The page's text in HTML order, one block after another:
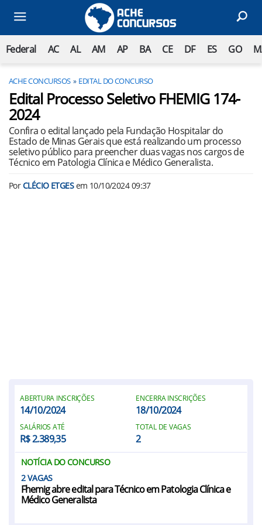
Federal AC AL AM AP BA CE DF ES GO
ACHE CONCURSOS EDITAL DO CONCURSO
Edital Processo Seletivo FHEMIG 174-
2024
Confira o edital lançado pela Fundação Hospitalar do
Estado de Minas Gerais que está realizando um processo
seletivo público para preencher duas vagas nos cargos de
Técnico em Patologia Clínica e Médico Generalista.
PorCLÉCIO ETGESem 10/10/2024 09:37
ABERTURA INSCRIÇÕES
14/10/2024
ENCERRA INSCRIÇÕES
18/10/2024
SALÁRIOS ATÉ
R$ 2.389,35
TOTAL DE VAGAS
2
NOTÍCIA DO CONCURSO
2
Fhemig abre edital para Técnico em Patologia Clínica e
Médico Generalista